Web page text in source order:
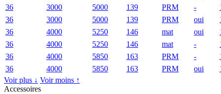
36
3000 5000 139 PRM -
36
3000 5000 139 PRM oui
36
4000 5250 146 mat oui
36
4000 5250 146 mat -
36
4000 5850 163 PRM -
36
4000 5850 163 PRM oui
Voir plus ↓ Voir moins ↑
Accessoires